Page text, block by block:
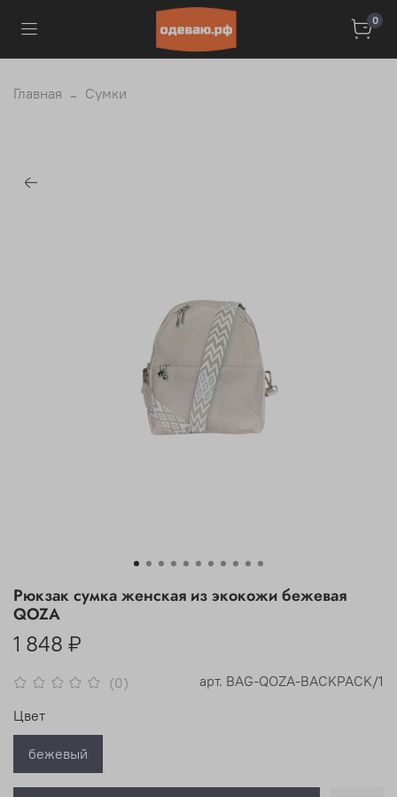
0
Главная Сумки
(0) арт. BAG-QOZA-BACKPACK/1
Рюкзак сумка женская из экокожи бежевая
QOZA
1 848 ₽
Цвет
бежевый